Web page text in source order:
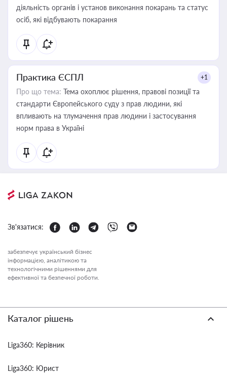
діяльність органів і установ виконання покарань та статус
осіб, які відбувають покарання
Практика ЄСПЛ +1
Про що тема: Тема охоплює рішення, правові позиції та
стандарти Європейського суду з прав людини, які
впливають на тлумачення прав людини і застосування
норм права в Україні
Зв'язатися:
забезпечує український бізнес
інформацією, аналітикою та
технологічними рішеннями для
ефективної та безпечної роботи.
Каталог рішень
Liga360: Керівник
Liga360: Юрист